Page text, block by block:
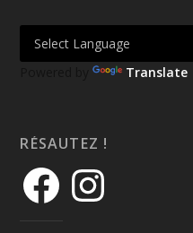
Powered by Translate
RÉSAUTEZ !